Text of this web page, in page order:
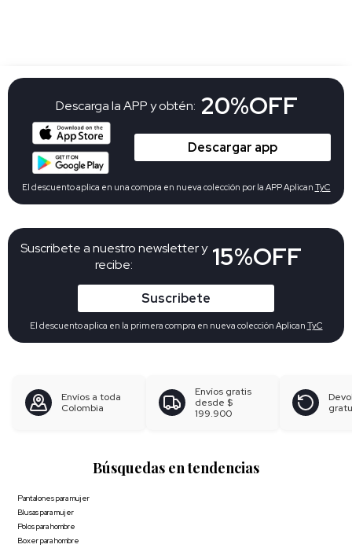
Suscribete a nuestro newsletter y
recibe:
15%OFF
Suscribete
El descuento aplica en la primera compra en nueva colección Aplican TyC
Descarga la APP y obtén: 20%OFF
Descargar app
El descuento aplica en una compra en nueva colección por la APP Aplican TyC
Envíos a toda
Colombia
Envíos gratis
desde $
199.900
Búsquedas en tendencias
Pantalones para mujer
Blusas para mujer
Polos para hombre
Boxer para hombre